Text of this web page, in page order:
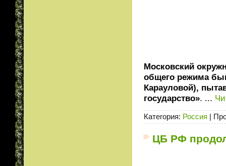
Московский
общего режима
Карауловой),
государство». ...
Категория: Россия |
ЦБ РФ